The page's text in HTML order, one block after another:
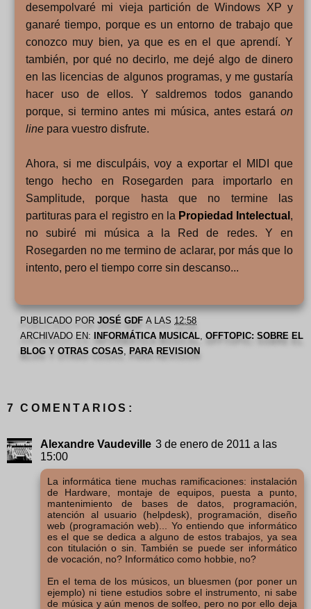
desempolvaré mi vieja partición de Windows XP y
ganaré tiempo, porque es un entorno de trabajo que
conozco muy bien, ya que es en el que aprendí. Y
también, por qué no decirlo, me dejé algo de dinero
en las licencias de algunos programas, y me gustaría
hacer uso de ellos. Y saldremos todos ganando
porque, si termino antes mi música, antes estará on
line para vuestro disfrute.
Ahora, si me disculpáis, voy a exportar el MIDI que
tengo hecho en Rosegarden para importarlo en
Samplitude, porque hasta que no termine las
partituras para el registro en la Propiedad Intelectual ,
no subiré mi música a la Red de redes. Y en
Rosegarden no me termino de aclarar, por más que lo
intento, pero el tiempo corre sin descanso...
PUBLICADO PORJOSÉ GDF A LAS 12:58
ARCHIVADO EN:INFORMÁTICA MUSICAL ,OFFTOPIC: SOBRE EL
BLOG Y OTRAS COSAS ,PARA REVISION
7 COMENTARIOS:
Alexandre Vaudeville 3 de enero de 2011 a las
15:00
La informática tiene muchas ramificaciones: instalación
de Hardware, montaje de equipos, puesta a punto,
mantenimiento de bases de datos, programación,
atención al usuario (helpdesk), programación, diseño
web (programación web)... Yo entiendo que informático
es el que se dedica a alguno de estos trabajos, ya sea
con titulación o sin. También se puede ser informático
de vocación, no? Informático como hobbie, no?
En el tema de los músicos, un bluesmen (por poner un
ejemplo) ni tiene estudios sobre el instrumento, ni sabe
de música y aún menos de solfeo, pero no por ello deja